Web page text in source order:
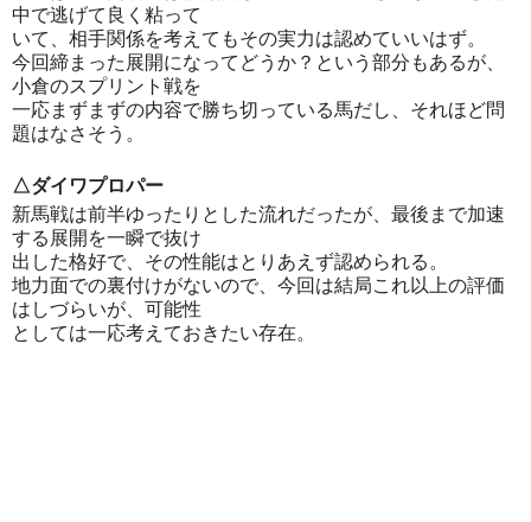
中で逃げて良く粘って
いて、相手関係を考えてもその実力は認めていいはず。
今回締まった展開になってどうか？という部分もあるが、
小倉のスプリント戦を
一応まずまずの内容で勝ち切っている馬だし、それほど問
題はなさそう。
△ダイワプロパー
新馬戦は前半ゆったりとした流れだったが、最後まで加速
する展開を一瞬で抜け
出した格好で、その性能はとりあえず認められる。
地力面での裏付けがないので、今回は結局これ以上の評価
はしづらいが、可能性
としては一応考えておきたい存在。